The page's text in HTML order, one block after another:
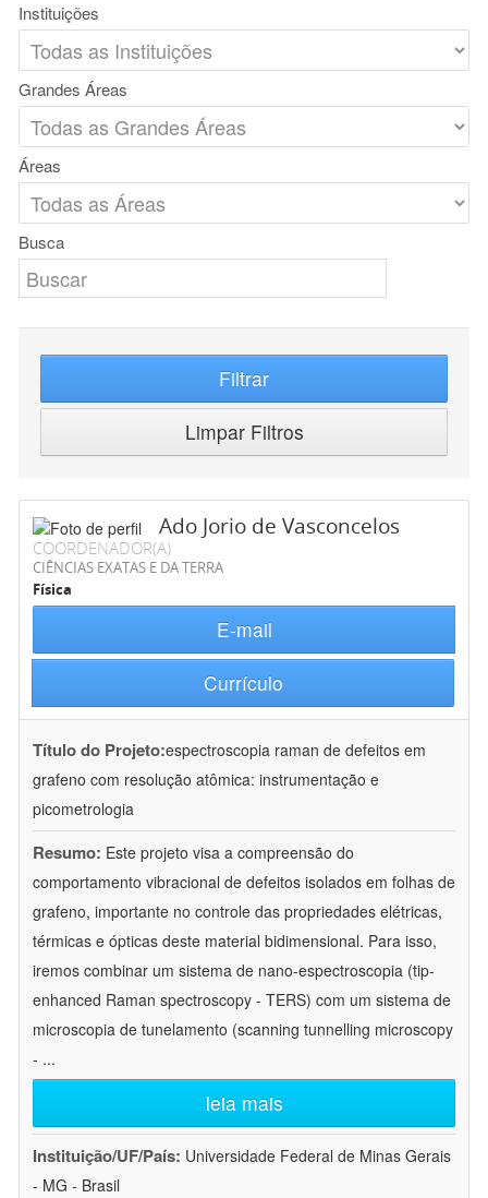
Instituições
Grandes Áreas
Áreas
Busca
Filtrar
Limpar Filtros
Ado Jorio de Vasconcelos
COORDENADOR(A)
CIÊNCIAS EXATAS E DA TERRA
Física
E-mail
Currículo
Título do Projeto:espectroscopia raman de defeitos em
grafeno com resolução atômica: instrumentação e
picometrologia
Resumo: Este projeto visa a compreensão do
comportamento vibracional de defeitos isolados em folhas de
grafeno, importante no controle das propriedades elétricas,
térmicas e ópticas deste material bidimensional. Para isso,
iremos combinar um sistema de nano-espectroscopia (tip-
enhanced Raman spectroscopy - TERS) com um sistema de
microscopia de tunelamento (scanning tunnelling microscopy
- ...
leia mais
Instituição/UF/País: Universidade Federal de Minas Gerais
- MG - Brasil